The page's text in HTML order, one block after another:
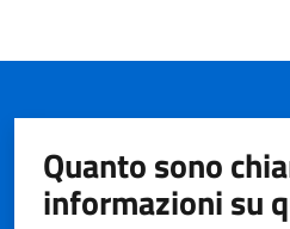
Quanto sono
informazioni su